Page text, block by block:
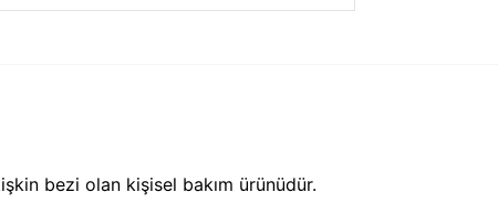
bezi olan kişisel bakım ürünüdür.